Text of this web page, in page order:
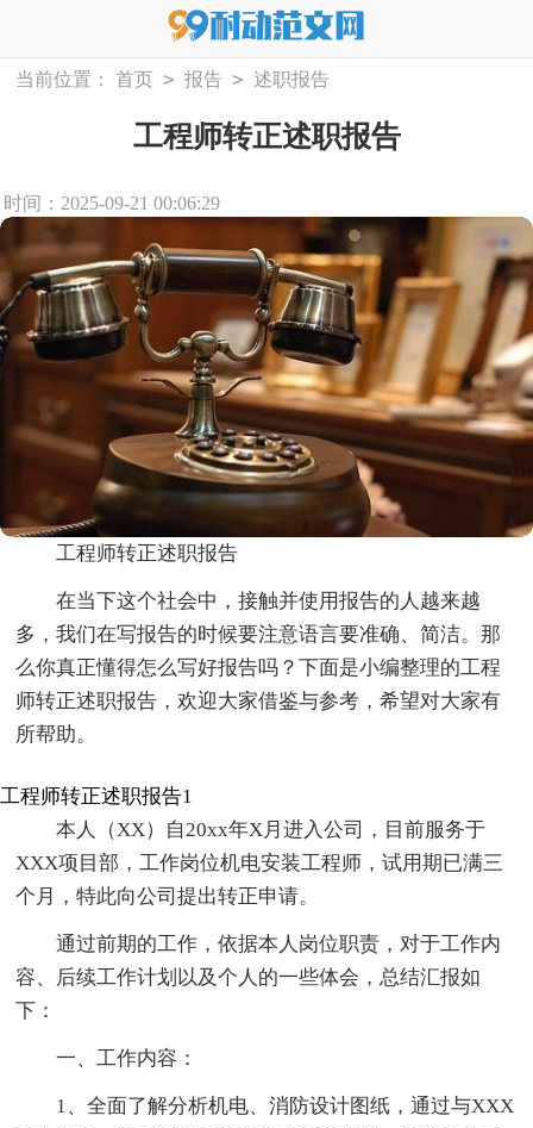
当前位置： 首页 > 报告 > 述职报告
工程师转正述职报告
时间：2025-09-21 00:06:29
工程师转正述职报告
在当下这个社会中，接触并使用报告的人越来越
多，我们在写报告的时候要注意语言要准确、简洁。那
么你真正懂得怎么写好报告吗？下面是小编整理的工程
师转正述职报告，欢迎大家借鉴与参考，希望对大家有
所帮助。
工程师转正述职报告1
本人（XX）自20xx年X月进入公司，目前服务于
XXX项目部，工作岗位机电安装工程师，试用期已满三
个月，特此向公司提出转正申请。
通过前期的工作，依据本人岗位职责，对于工作内
容、后续工作计划以及个人的一些体会，总结汇报如
下：
一、工作内容：
1、全面了解分析机电、消防设计图纸，通过与XXX